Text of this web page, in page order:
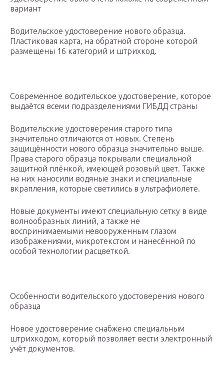
вариант
Водительское удостоверение нового образца.
Пластиковая карта, на обратной стороне которой
размещены 16 категорий и штрихкод.
Современное водительское удостоверение, которое
выдаётся всеми подразделениями ГИБДД страны
Водительские удостоверения старого типа
значительно отличаются от новых. Степень
защищённости нового образца значительно выше.
Права старого образца покрывали специальной
защитной плёнкой, имеющей розовый цвет. Также
на них наносили водяные знаки и специальные
вкрапления, которые светились в ультрафиолете.
Новые документы имеют специальную сетку в виде
волнообразных линий, а также не
воспринимаемыми невооруженным глазом
изображениями, микротекстом и нанесённой по
особой технологии расцветкой.
Особенности водительского удостоверения нового
образца
Новое удостоверение снабжено специальным
штрихкодом, который позволяет вести электронный
учёт документов.